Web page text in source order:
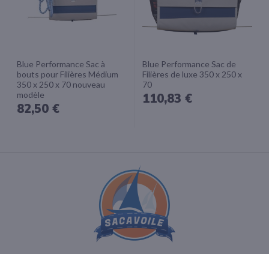
Blue Performance Sac à
bouts pour Filières Médium
350 x 250 x 70 nouveau
modèle
82,50 €
Blue Performance Sac de
Filières de luxe 350 x 250 x
70
110,83 €